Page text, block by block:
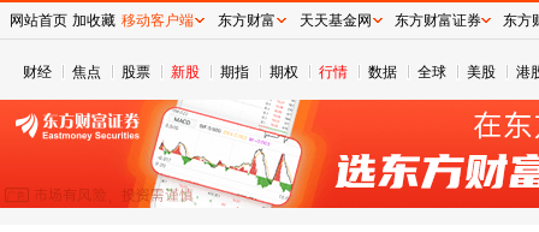
财经 焦点 股票 新股 期指 期权 行情 数据 全球 美股 港
网站首页 加收藏 移动客户端 东方财富 天天基金网 东方财富证券 东方